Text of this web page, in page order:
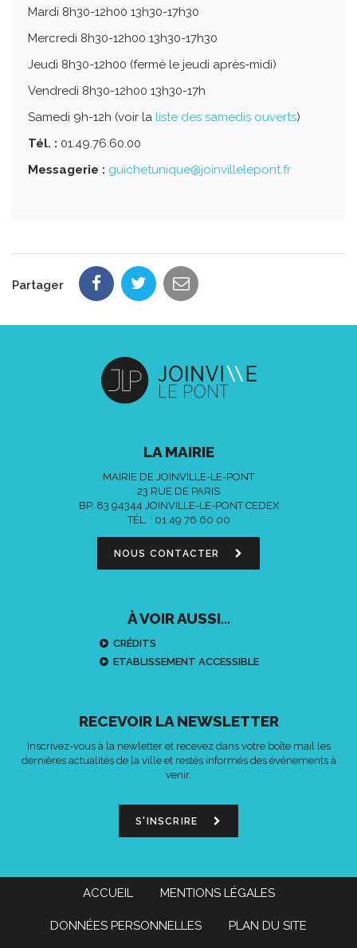
Mardi 8h30-12h00 13h30-17h30
Mercredi 8h30-12h00 13h30-17h30
Jeudi 8h30-12h00 (fermé le jeudi après-midi)
Vendredi 8h30-12h00 13h30-17h
Samedi 9h-12h (voir la liste des samedis ouverts)
Tél. : 01.49.76.60.00
Messagerie : guichetunique@joinvillelepont.fr
Partager
LA MAIRIE
MAIRIE DE JOINVILLE-LE-PONT
23 RUE DE PARIS
BP. 83 94344 JOINVILLE-LE-PONT CEDEX
TÉL. : 01 49 76 60 00
NOUS CONTACTER
À VOIR AUSSI...
CRÉDITS
ETABLISSEMENT ACCESSIBLE
RECEVOIR LA NEWSLETTER
Inscrivez-vous à la newletter et recevez dans votre boîte mail les
dernières actualités de la ville et restés informés des événements à
venir.
S'INSCRIRE
ACCUEIL MENTIONS LÉGALES
DONNÉES PERSONNELLES PLAN DU SITE